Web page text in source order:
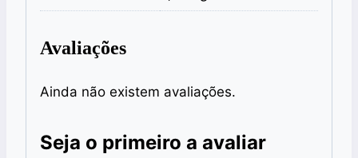
Avaliações
Ainda não existem avaliações.
Seja o primeiro a avaliar